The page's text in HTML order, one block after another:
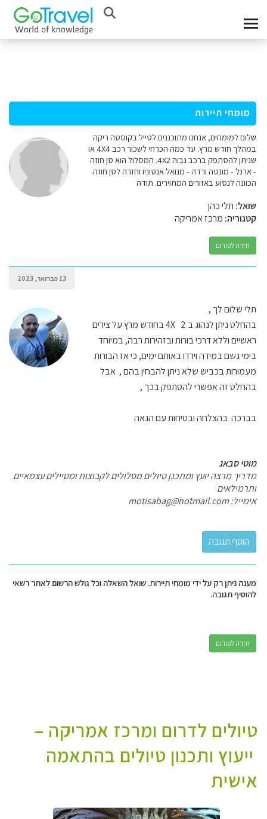
מומחי תיירות
שלום למומחים, אנחנו מתוכננים לטייל בקוסטה ריקה
במהלך חודש מרץ. עד כמה הכרחי לשכור רכב 4X4 או
שניתן להסתפק ברכב גבוה 4X2. המסלול הוא סן חוזה
- ארנל - מונטה ורדה - מנואל אנטוניו וחזרה לסן חוזה.
הכוונה לנסוע באזורים המתוירים. תודה
שואל: תלי כהן
קטגוריה: מרכז אמריקה
חזרה לפורום
13 פברואר, 2023
תלי שלום לך ,
בהחלט ניתן לנהוג ב 4X 2 בחודש מרץ על צירים
ראשיים וללא דרכי בורות ובזהירות רבה, במיוחד
בימי גשם במידה וירדו באותם ימים, כי אז הבורות
מעמורות בכביש שלא ניתן להבחין בהם , אבל
בהחלט זה אפשרי להסתפק בכך ,
בברכה בהצלחה ובטיחות עם הנאה
מוטי סבאג
מדריך מרצה יועץ ומתכנן טיולים מסלולים לקבוצות ומטיילים עצמאיים
ותרמילאים
אימייל:motisabag@hotmail.com
מענה ניתן רק על ידי מומחי תיירות. שואל השאלה וכל גולש הרשום לאתר רשאי
להוסיף תגובה.
חזרה לפורום
טיולים לדרום ומרכז אמריקה –
ייעוץ ותכנון טיולים בהתאמה
אישית